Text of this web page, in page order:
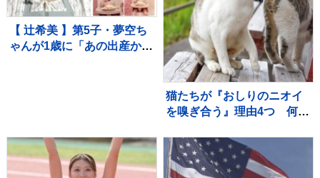
【 辻希美 】第5子・夢空ち
ゃんが1歳に「あの出産から
猫たちが『おしりのニオイ
を嗅ぎ合う』理由4つ 何を
つ意味を解説